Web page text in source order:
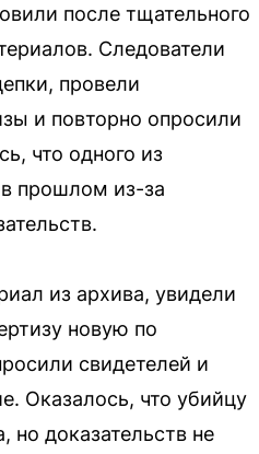
после тщательного
Следователи
провели
и повторно опросили
что одного из
в прошлом из-за
из архива, увидели
новую по
свидетелей и
Оказалось, что убийцу
но доказательств не